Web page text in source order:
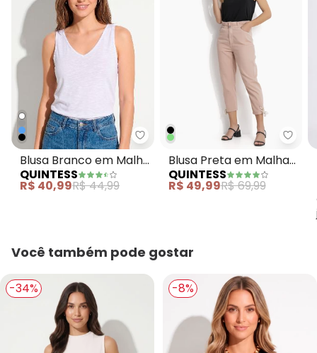
Quintess - Blusa Branco em
Blusa Branco em Malha
Flamê
QUINTESS
R$ 40,99R$ 44,99
Blusa Preta em Malha
de Viscose com
Elastano
QUINTESS
R$ 49,99R$ 69,99
Você também pode gostar
-34% -8%